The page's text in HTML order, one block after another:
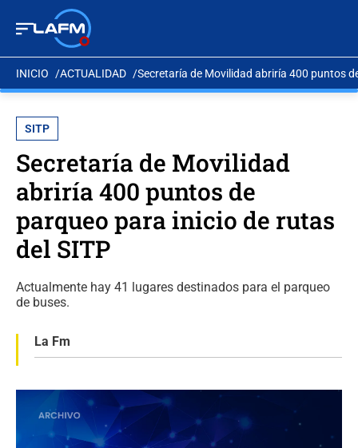
INICIO ACTUALIDAD Secretaría de Movilidad abriría 400 puntos
SITP
Secretaría de Movilidad
abriría 400 puntos de
parqueo para inicio de rutas
del SITP
Actualmente hay 41 lugares destinados para el parqueo
de buses.
La Fm